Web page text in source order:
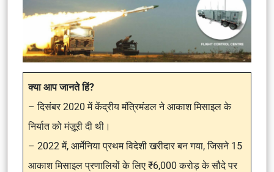
क्या आप जानते हिं?
– दिसंबर 2020 में केंद्रीय मंत्रिमंडल ने आकाश मिसाइल के
निर्यात को मंज़ूरी दी थी।
– 2022 में, आर्मेनिया प्रथम विदेशी खरीदार बन गया, जिसने 15
आकाश मिसाइल प्रणालियों के लिए ₹6,000 करोड़ के सौदे पर